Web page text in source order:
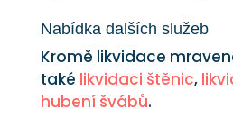
Nabídka dalších služeb
Kromě likvidace
také likvidaci štěnic,
hubení švábů.